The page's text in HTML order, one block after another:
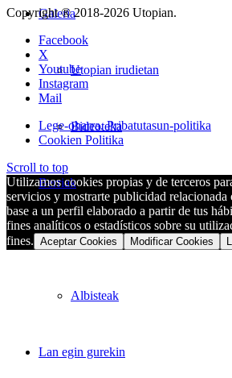
Galeria
Utopian irudietan
Bideoteka
Berriak
2030 Agenda – Kultura
Albisteak
Lan egin gurekin
Copyright ® 2018-2026 Utopian.
Facebook
X
Youtube
Instagram
Mail
Lege-oharra. Pribatutasun-politika
Cookien Politika
Scroll to top
Utilizamos cookies propias y de terceros
servicios y mostrarte publicidad relacionada
base a un perfil elaborado a partir de tus
fines analíticos o estadísticos sobre su
fines. Aceptar Cookies Modificar Cookies